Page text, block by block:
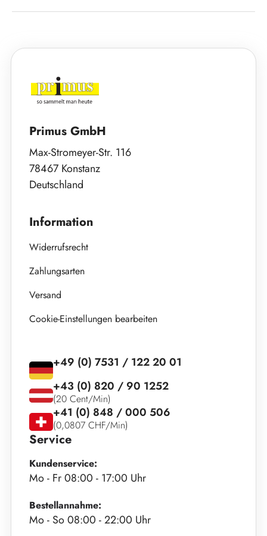
Primus GmbH
Max-Stromeyer-Str. 116
78467 Konstanz
Deutschland
Information
Widerrufsrecht
Zahlungsarten
Versand
Cookie-Einstellungen bearbeiten
Service
Kundenservice:
Mo - Fr 08:00 - 17:00 Uhr
Bestellannahme:
Mo - So 08:00 - 22:00 Uhr
+49 (0) 7531 / 122 20 01
+43 (0) 820 / 90 1252
(20 Cent/Min)
+41 (0) 848 / 000 506
(0,0807 CHF/Min)